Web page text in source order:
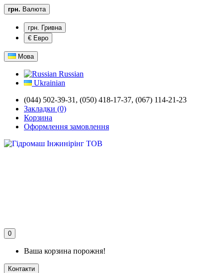
грн. Валюта
грн. Гривна
€ Евро
Мова
Russian
Ukrainian
(044) 502-39-31, (050) 418-17-37, (067) 114-21-23
Закладки (0)
Корзина
Оформлення замовлення
0
Ваша корзина порожня!
Контакти